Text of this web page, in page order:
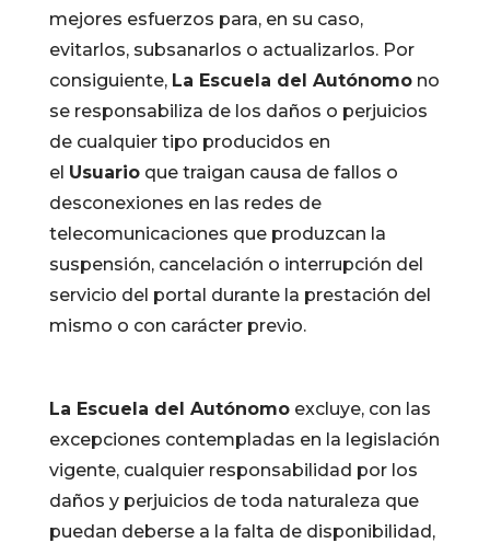
mejores esfuerzos para, en su caso,
evitarlos, subsanarlos o actualizarlos. Por
consiguiente, La Escuela del Autónomono
se responsabiliza de los daños o perjuicios
de cualquier tipo producidos en
el Usuarioque traigan causa de fallos o
desconexiones en las redes de
telecomunicaciones que produzcan la
suspensión, cancelación o interrupción del
servicio del portal durante la prestación del
mismo o con carácter previo.
La Escuela del Autónomoexcluye, con las
excepciones contempladas en la legislación
vigente, cualquier responsabilidad por los
daños y perjuicios de toda naturaleza que
puedan deberse a la falta de disponibilidad,